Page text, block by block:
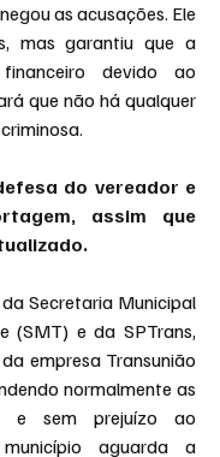
as acusações. Ele
mas garantiu que a
devido ao
que não há qualquer
do vereador e
assim que
Secretaria Municipal
(SMT) e da SPTrans,
empresa Transunião
normalmente as
e sem prejuízo ao
aguarda a